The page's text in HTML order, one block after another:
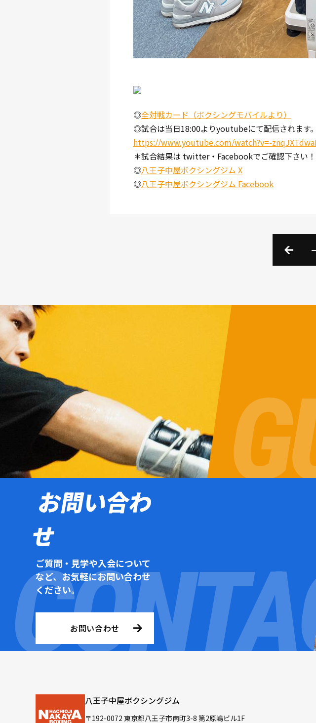
◎全対戦カード（ボクシングモバイルより）
◎試合は当日18:00よりyoutubeにて配信されます
https://www.youtube.com/watch?v=-znqJXTdwaI
＊試合結果は twitter・Facebookでご確認下さい！
◎八王子中屋ボクシングジム X
◎八王子中屋ボクシングジム Facebook
お問い合わ
せ
ご質問・見学や入会について
など、お気軽にお問い合わせ
ください。
お問い合わせ
八王子中屋ボクシングジム
〒192-0072 東京都八王子市南町3-8 第2原嶋ビル1F